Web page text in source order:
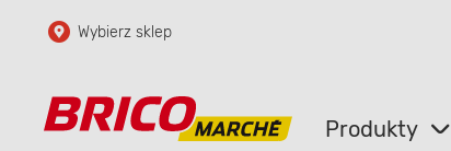
Przejdź do głównej zawartości
Przejdź do wyszukiwarki
Wybierz sklep
Produkty